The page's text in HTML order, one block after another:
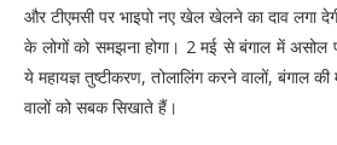
और टीएमसी पर भाइपो नए खेल खेलने का दाव लगा
के लोगों को समझना होगा। 2 मई से बंगाल में असोल
ये महायज्ञ तुष्टीकरण, तोलालिंग करने वालों, बंगाल
वालों को सबक सिखाते हैं।